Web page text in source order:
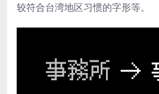
较符合台湾地区习惯的字形等。